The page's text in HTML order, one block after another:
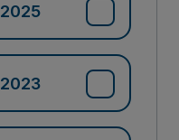
2025
2023